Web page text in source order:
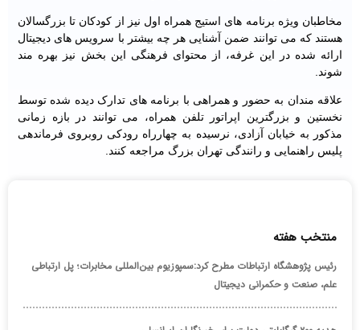
مخاطبان ویژه برنامه های استیج همراه اول نیز از کودکان تا بزرگسالان
هستند که می توانند ضمن آشنایی هر چه بیشتر با سرویس های دیجیتال
ارائه شده در این غرفه، از محتوای فرهنگی این بخش نیز بهره مند
شوند.
علاقه مندان به حضور و همراهی با برنامه های تدارک دیده شده توسط
نخستین و بزرگترین اپراتور تلفن همراه، می توانند در بازه زمانی
مذکور به خیابان آزادی، نرسیده به چهارراه رودکی روبروی فرماندهی
پلیس راهنمایی و رانندگی تهران بزرگ مراجعه کنند.
منتخب هفته
رئیس پژوهشگاه ارتباطات مطرح کرد:سمپوزیوم بین‌المللی مخابرات؛ پل ارتباطی
علم، صنعت و حکمرانی دیجیتال